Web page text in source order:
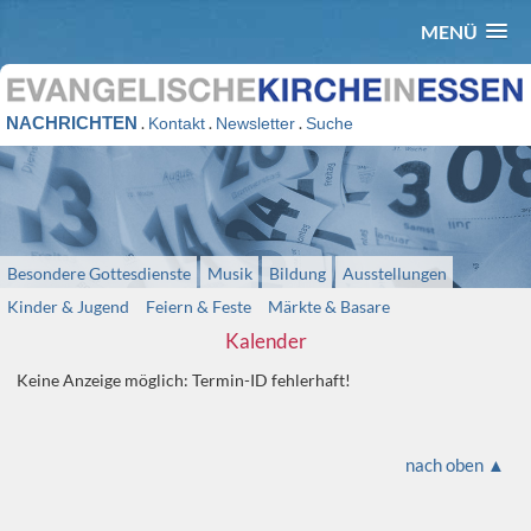
MENÜ
NACHRICHTEN . Kontakt. Newsletter.Suche
Besondere Gottesdienste Musik Bildung
Ausstellungen
Kinder & Jugend
Feiern & Feste Märkte & Basare
Kalender
Keine Anzeige möglich: Termin-ID fehlerhaft!
nach oben ▲